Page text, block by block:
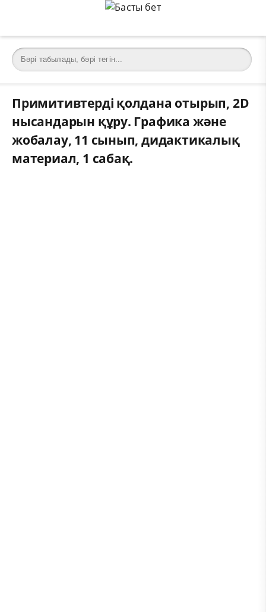
Примитивтерді қолдана отырып, 2D
нысандарын құру. Графика және
жобалау, 11 сынып, дидактикалық
материал, 1 сабақ.